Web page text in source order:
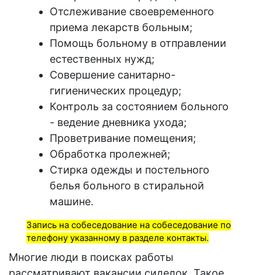
Отслеживание своевременного
приема лекарств больным;
Помощь больному в отправлении
естественных нужд;
Совершение санитарно-
гигиенических процедур;
Контроль за состоянием больного
- ведение дневника ухода;
Проветривание помещения;
Обработка пролежней;
Стирка одежды и постельного
белья больного в стиральной
машине.
Запись на собеседование на собеседование по
телефону указанному в разделе контакты.
Многие люди в поисках работы